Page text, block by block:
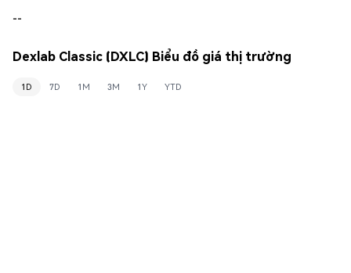
--
Dexlab Classic (DXLC) Biểu đồ giá thị trường
1D 7D 1M 3M 1Y YTD